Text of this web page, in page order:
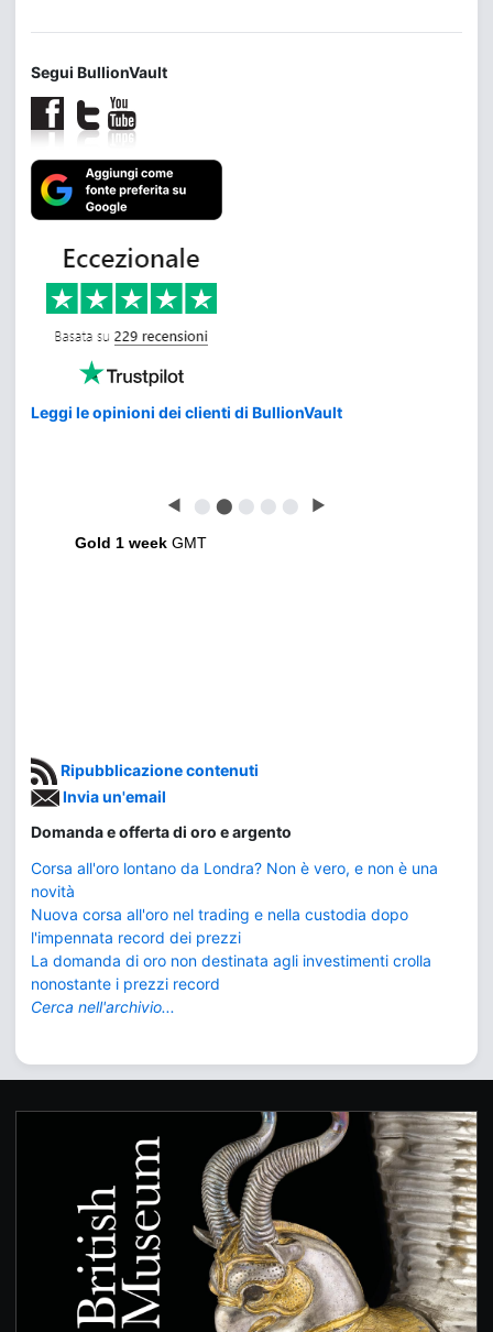
Segui BullionVault
Leggi le opinioni dei clienti di BullionVault
◀ ⬤ ⬤ ⬤ ⬤ ⬤ ▶
Gold 1 week GMT
Ripubblicazione contenuti
Invia un'email
Domanda e offerta di oro e argento
Corsa all'oro lontano da Londra? Non è vero, e non è una
novità
Nuova corsa all'oro nel trading e nella custodia dopo
l'impennata record dei prezzi
La domanda di oro non destinata agli investimenti crolla
nonostante i prezzi record
Cerca nell'archivio...